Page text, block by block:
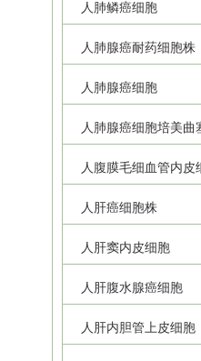
人肺鳞癌细胞
人肺腺癌耐药细胞株
人肺腺癌细胞
人肺腺癌细胞培美曲
人腹膜毛细血管内皮
人肝癌细胞株
人肝窦内皮细胞
人肝腹水腺癌细胞
人肝内胆管上皮细胞